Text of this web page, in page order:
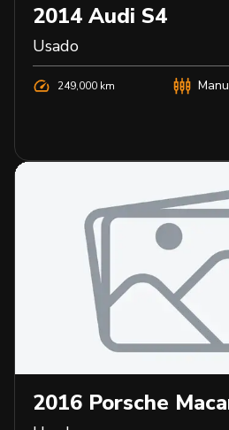
2014 Audi S4
Usado
249,000 km
2016 Porsche